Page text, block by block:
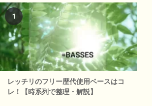
レッチリのフリー歴代使用ベースはコ
レ！【時系列で整理・解説】